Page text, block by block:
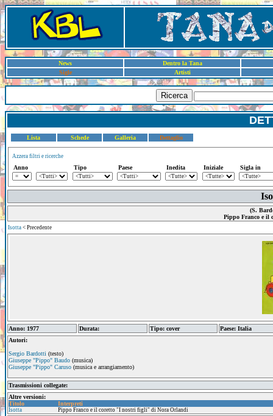
News
Dentro la Tana
Sigle
Artisti
Ricerca
Lista Schede Galleria Dettaglio
Azzera filtri e ricerche
Anno Tipo Paese Inedita Iniziale Sigla in
(S.
Pippo Franco e
Isotta < Precedente
Anno: 1977 Durata: Tipo: cover
Paese: Italia
Autori:
Sergio Bardotti (testo)
Giuseppe "Pippo" Baudo (musica)
Giuseppe "Pippo" Caruso (musica e arrangiamento)
Trasmissioni collegate:
Altre versioni:
Titolo
Interpreti
Isotta Pippo Franco e il coretto "I nostri figli" di Nora Orlandi